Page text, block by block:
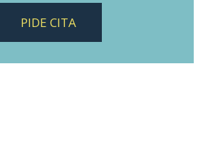
PIDE CITA